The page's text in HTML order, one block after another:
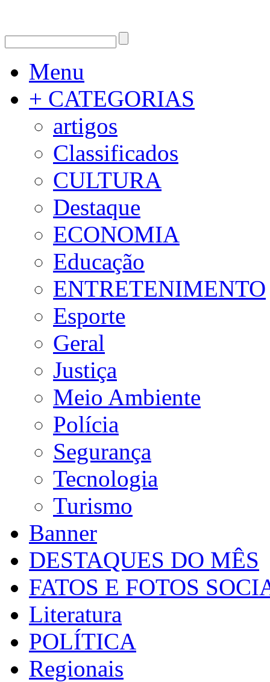
Menu
+ CATEGORIAS
artigos
Classificados
CULTURA
Destaque
ECONOMIA
Educação
ENTRETENIMENTO
Esporte
Geral
Justiça
Meio Ambiente
Polícia
Segurança
Tecnologia
Turismo
Banner
DESTAQUES DO MÊS
FATOS E FOTOS
Literatura
POLÍTICA
Regionais